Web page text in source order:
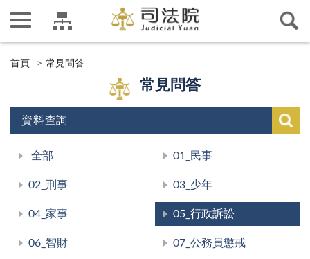
首頁 常見問答
常見問答
資料查詢
全部 01_民事
02_刑事 03_少年
04_家事 05_行政訴訟
06_智財 07_公務員懲戒